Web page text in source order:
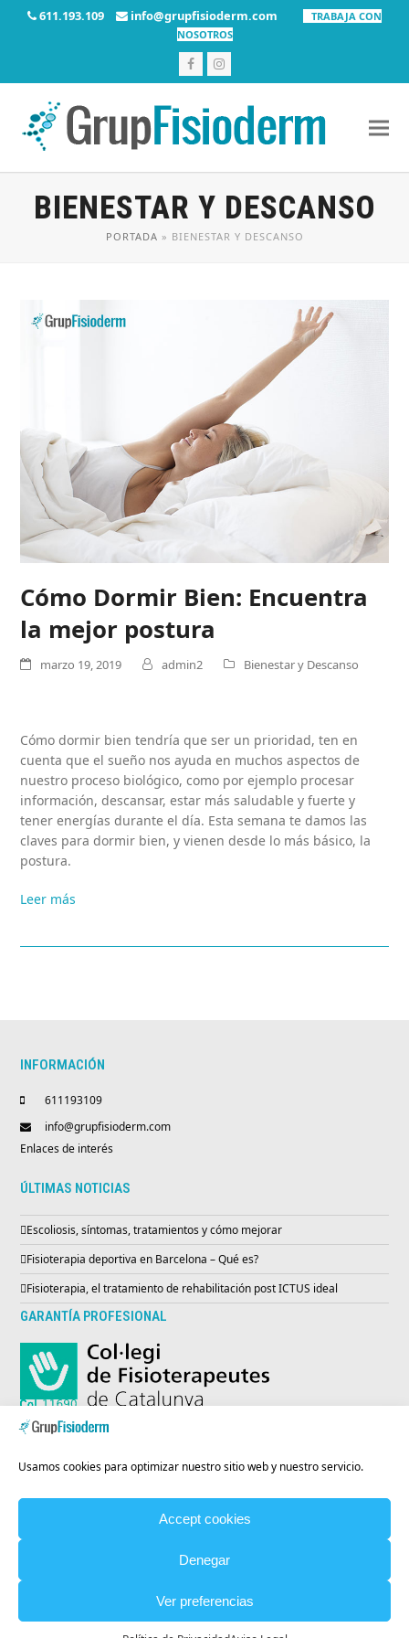
Usamos cookies para optimizar nuestro sitio web y nuestro servicio.
Accept cookies
Denegar
Ver preferencias
611.193.109 info@grupfisioderm.com
TRABAJA CON
NOSOTROS
FacebookInstagram
BIENESTAR Y DESCANSO
PORTADA » BIENESTAR Y DESCANSO
Cómo Dormir Bien: Encuentra
la mejor postura
marzo 19, 2019 admin2 Bienestar y Descanso
Cómo dormir bien tendría que ser un prioridad, ten en
cuenta que el sueño nos ayuda en muchos aspectos de
nuestro proceso biológico, como por ejemplo procesar
información, descansar, estar más saludable y fuerte y
tener energías durante el día. Esta semana te damos las
claves para dormir bien, y vienen desde lo más básico, la
postura.
Leer más
INFORMACIÓN
611193109
info@grupfisioderm.com
Enlaces de interés
ÚLTIMAS NOTICIAS
Escoliosis, síntomas, tratamientos y cómo mejorar
Fisioterapia deportiva en Barcelona – Qué es?
Fisioterapia, el tratamiento de rehabilitación post ICTUS ideal
GARANTÍA PROFESIONAL
ENTIDAD INSCRITA EN EL REGISTRO SANITARIO
E08986231
Grup Fisioderm
Todos los derechos reservados |
Creada por